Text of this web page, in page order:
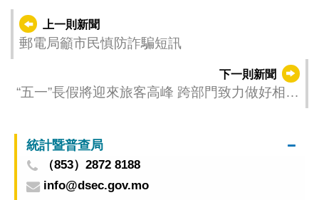
上一則新聞
郵電局籲市民慎防詐騙短訊
下一則新聞
“五一”長假將迎來旅客高峰 跨部門致力做好相應
統計暨普查局
（853）2872 8188
info@dsec.gov.mo